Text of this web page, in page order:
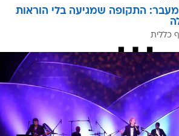
התקופה שמגיעה בלי הוראות
כללית